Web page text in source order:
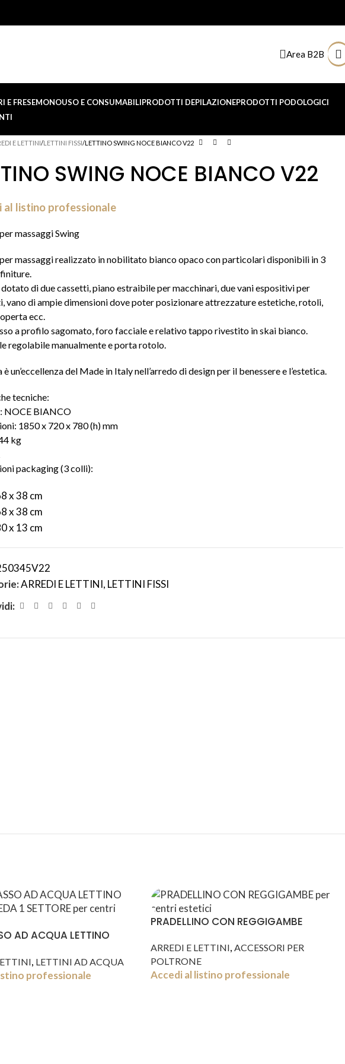
Area B2B
E FRESEMONOUSO E CONSUMABILIPRODOTTI DEPILAZIONEPRODOTTI PODOLOGICI
E LETTINI LETTINI FISSI LETTINO SWING NOCE BIANCO V22
SWING NOCE BIANCO V22
al listino professionale
massaggi Swing
massaggi realizzato in nobilitato bianco opaco con particolari disponibili in 3
dotato di due cassetti, piano estraibile per macchinari, due vani espositivi per
vano di ampie dimensioni dove poter posizionare attrezzature estetiche, rotoli,
ecc.
a profilo sagomato, foro facciale e relativo tappo rivestito in skai bianco.
regolabile manualmente e porta rotolo.
è un’eccellenza del Made in Italy nell’arredo di design per il benessere e l’estetica.
tecniche:
NOCE BIANCO
1850 x 720 x 780 (h) mm
kg
packaging (3 colli):
x 38 cm
x 38 cm
x 13 cm
ARREDI E LETTINI, LETTINI FISSI
AD ACQUA LETTINO
, LETTINI AD ACQUA
professionale
PRADELLINO CON REGGIGAMBE
ARREDI E LETTINI, ACCESSORI PER
POLTRONE
Accedi al listino professionale